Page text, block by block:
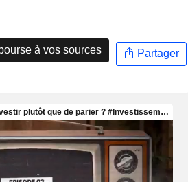
à vos sources Partager